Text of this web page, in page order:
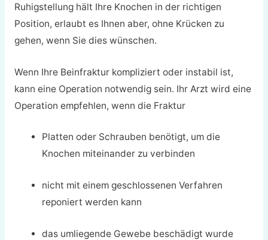
Ruhigstellung hält Ihre Knochen in der richtigen
Position, erlaubt es Ihnen aber, ohne Krücken zu
gehen, wenn Sie dies wünschen.
Wenn Ihre Beinfraktur kompliziert oder instabil ist,
kann eine Operation notwendig sein. Ihr Arzt wird eine
Operation empfehlen, wenn die Fraktur
Platten oder Schrauben benötigt, um die
Knochen miteinander zu verbinden
nicht mit einem geschlossenen Verfahren
reponiert werden kann
das umliegende Gewebe beschädigt wurde